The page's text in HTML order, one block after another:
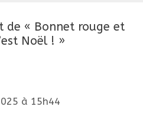
de « Bonnet rouge et
Noël ! »
à 15h44